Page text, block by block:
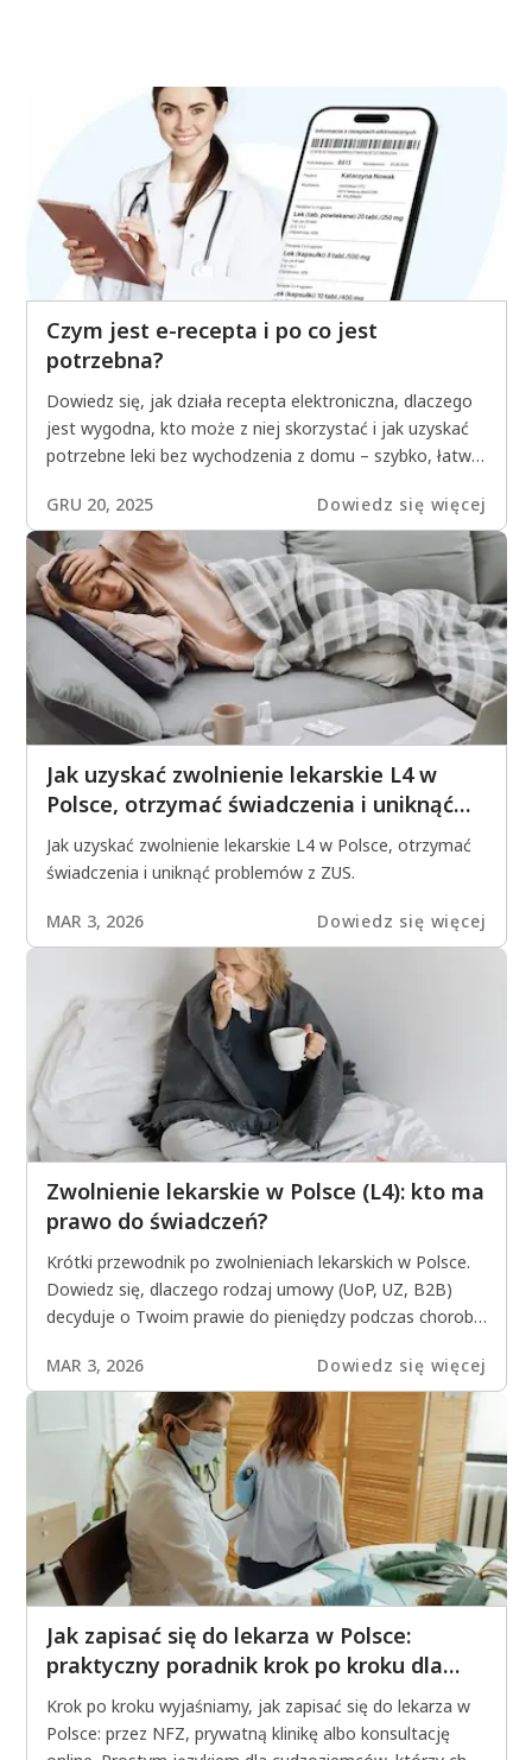
Czym jest e-recepta i po co jest
potrzebna?
Dowiedz się, jak działa recepta elektroniczna, dlaczego
jest wygodna, kto może z niej skorzystać i jak uzyskać
potrzebne leki bez wychodzenia z domu – szybko, łatwo
GRU 20, 2025
Dowiedz się więcej
Jak uzyskać zwolnienie lekarskie L4 w
Polsce, otrzymać świadczenia i uniknąć
problemów z ZUS.
Jak uzyskać zwolnienie lekarskie L4 w Polsce, otrzymać
świadczenia i uniknąć problemów z ZUS.
MAR 3, 2026 Dowiedz się więcej
Zwolnienie lekarskie w Polsce (L4): kto ma
prawo do świadczeń?
Krótki przewodnik po zwolnieniach lekarskich w Polsce.
Dowiedz się, dlaczego rodzaj umowy (UoP, UZ, B2B)
decyduje o Twoim prawie do pieniędzy podczas choroby
MAR 3, 2026
Dowiedz się więcej
Jak zapisać się do lekarza w Polsce:
praktyczny poradnik krok po kroku dla
cudzoziemców
Krok po kroku wyjaśniamy, jak zapisać się do lekarza w
Polsce: przez NFZ, prywatną klinikę albo konsultację